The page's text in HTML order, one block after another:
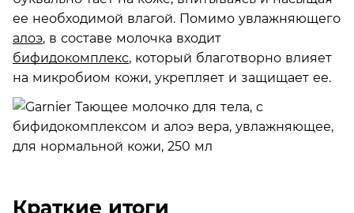
ее необходимой влагой. Помимо увлажняющего
алоэ, в составе молочка входит
бифидокомплекс, который благотворно влияет
на микробиом кожи, укрепляет и защищает ее.
Краткие итоги